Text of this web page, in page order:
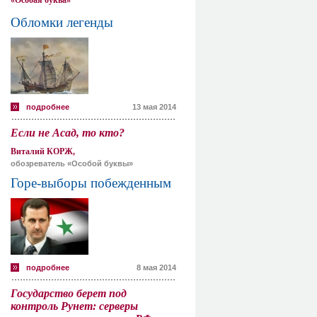
Обломки легенды
подробнее 13 мая 2014
Если не Асад, то кто?
Виталий КОРЖ,
обозреватель «Особой буквы»
Горе-выборы побежденным
подробнее 8 мая 2014
Государство берет под
контроль Рунет: серверы